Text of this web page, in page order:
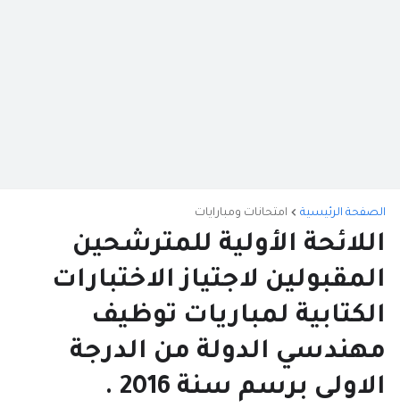
الصفحة الرئيسية امتحانات ومبارايات
اللائحة الأولية للمترشحين
المقبولين لاجتياز الاختبارات
الكتابية لمباريات توظيف
مهندسي الدولة من الدرجة
الاولى برسم سنة 2016 .